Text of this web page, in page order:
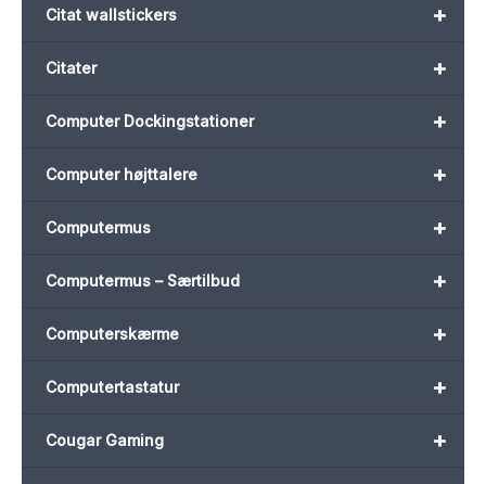
+
Citat wallstickers
+
Citater
+
Computer Dockingstationer
+
Computer højttalere
+
Computermus
+
Computermus – Særtilbud
+
Computerskærme
+
Computertastatur
+
Cougar Gaming